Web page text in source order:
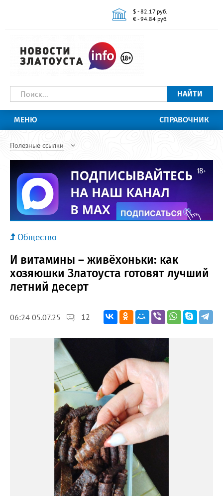
$ - 82.17 руб.
€ - 94.84 руб.
НАЙТИ
МЕНЮ СПРАВОЧНИК
Полезные ссылки
Общество
И витамины – живёхоньки: как
хозяюшки Златоуста готовят лучший
летний десерт
06:24 05.07.25 12